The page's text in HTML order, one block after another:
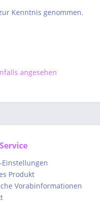
Kenntnis genommen.
angesehen
Einstellungen
Produkt
Vorabinformationen